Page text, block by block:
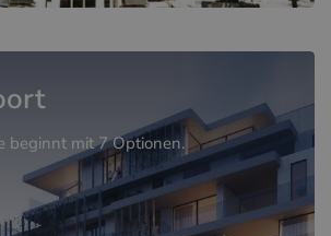
beginnt mit 7 Optionen.